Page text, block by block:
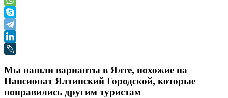
Мы нашли варианты в Ялте, похожие на
Пансионат Ялтинский Городской, которые
понравились другим туристам